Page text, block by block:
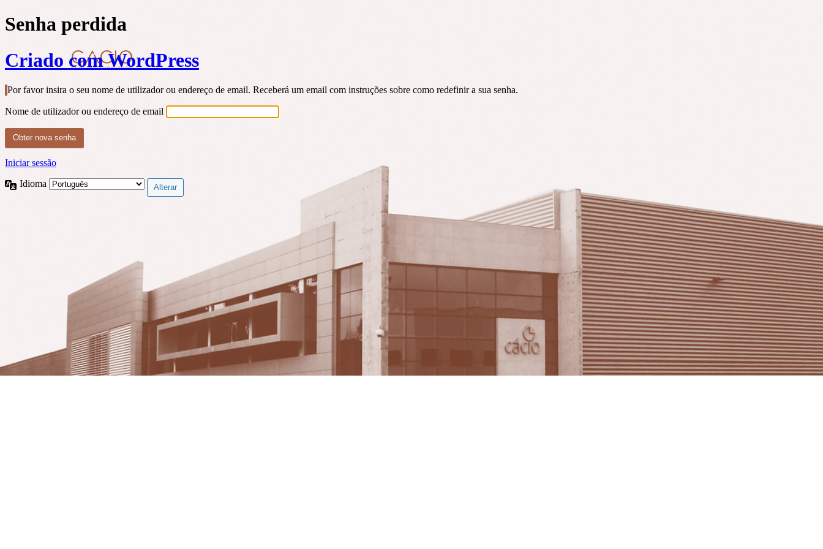
Senha perdida
Criado com WordPress
Por favor insira o seu nome de utilizador ou endereço de email. Receberá um email com instruções sobre como redefinir a sua senha.
Nome de utilizador ou endereço de email
Iniciar sessão
Idioma